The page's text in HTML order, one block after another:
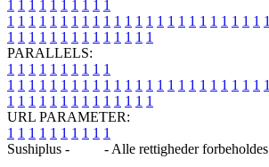
1 1 1 1 1 1 1 1 1 1
1 1 1 1 1 1 1 1 1 1 1 1 1 1 1 1 1 1 1 1 1 1 1 1 1
1 1 1 1 1 1 1 1 1 1 1 1 1 1
PARALLELS:
1 1 1 1 1 1 1 1 1 1
1 1 1 1 1 1 1 1 1 1 1 1 1 1 1 1 1 1 1 1 1 1 1 1 1
1 1 1 1 1 1 1 1 1 1 1 1 1 1
URL PARAMETER:
1 1 1 1 1 1 1 1 1 1
Sushiplus -
- Alle rettigheder forbeholdes